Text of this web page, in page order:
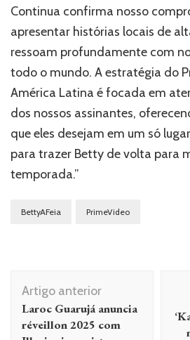
Continua confirma nosso
apresentar histórias locais de
ressoam profundamente com
todo o mundo. A estratégia do
América Latina é focada em
dos nossos assinantes,
que eles desejam em um só
para trazer Betty de volta para
temporada.”
BettyAFeia PrimeVideo
Navegação
de
post
Artigo anterior
Laroc Guarujá anuncia
réveillon 2025 com